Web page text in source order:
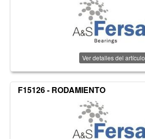
Ver detalles del artículo
F15126 - RODAMIENTO